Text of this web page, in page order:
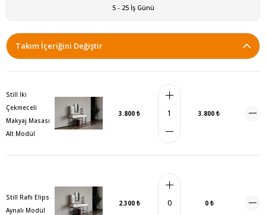
5 - 25 İş Günü
Takım İçeriğini Değiştir
Still İki
Çekmeceli
Makyaj Masası
Alt Modül
3.800 ₺ 3.800 ₺
Still Raflı Elips
Aynalı Modül
2.300 ₺ 0 ₺